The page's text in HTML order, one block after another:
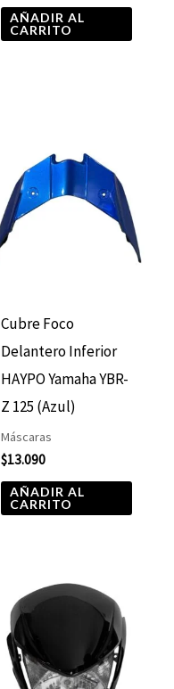
AÑADIR AL
CARRITO
Cubre Foco
Delantero Inferior
HAYPO Yamaha YBR-
Z 125 (Azul)
Máscaras
$13.090
AÑADIR AL
CARRITO